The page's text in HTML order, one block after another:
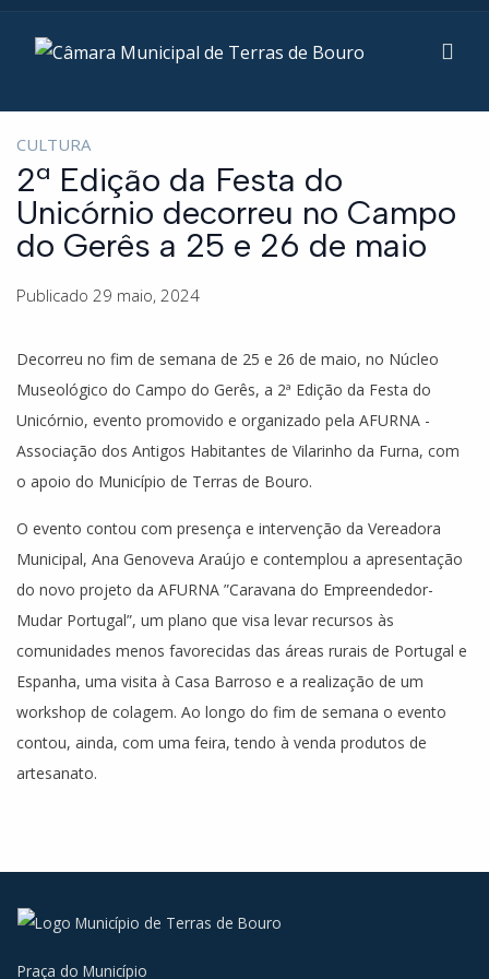
CULTURA
2ª Edição da Festa do
Unicórnio decorreu no Campo
do Gerês a 25 e 26 de maio
Publicado 29 maio, 2024
Decorreu no fim de semana de 25 e 26 de maio, no Núcleo
Museológico do Campo do Gerês, a 2ª Edição da Festa do
Unicórnio, evento promovido e organizado pela AFURNA -
Associação dos Antigos Habitantes de Vilarinho da Furna, com
o apoio do Município de Terras de Bouro.
O evento contou com presença e intervenção da Vereadora
Municipal, Ana Genoveva Araújo e contemplou a apresentação
do novo projeto da AFURNA ”Caravana do Empreendedor-
Mudar Portugal”, um plano que visa levar recursos às
comunidades menos favorecidas das áreas rurais de Portugal e
Espanha, uma visita à Casa Barroso e a realização de um
workshop de colagem. Ao longo do fim de semana o evento
contou, ainda, com uma feira, tendo à venda produtos de
artesanato.
Praça do Município